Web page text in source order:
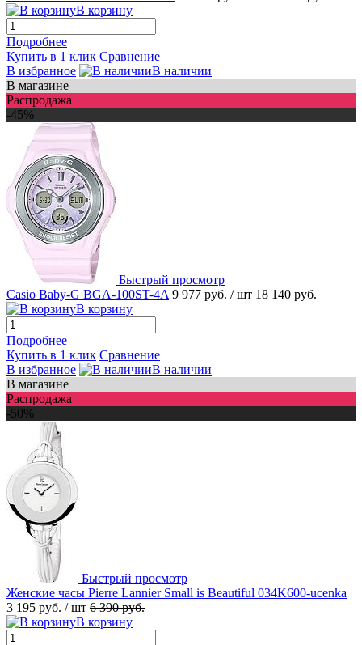
В корзину
Подробнее
Купить в 1 клик Сравнение
В избранное
В наличии
В магазине
Распродажа
-45%
Быстрый просмотр
Casio Baby-G BGA-100ST-4A 9 977 руб. / шт 18 140 руб.
В корзину
Подробнее
Купить в 1 клик Сравнение
В избранное
В наличии
В магазине
Распродажа
-50%
Быстрый просмотр
Женские часы Pierre Lannier Small is Beautiful 034K600-ucenka
3 195 руб. / шт 6 390 руб.
В корзину